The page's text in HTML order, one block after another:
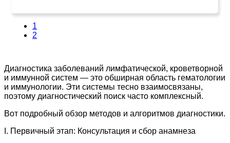
1
2
Диагностика заболеваний лимфатической, кроветворной
и иммунной систем — это обширная область гематологии
и иммунологии. Эти системы тесно взаимосвязаны,
поэтому диагностический поиск часто комплексный.
Вот подробный обзор методов и алгоритмов диагностики.
I. Первичный этап: Консультация и сбор анамнеза